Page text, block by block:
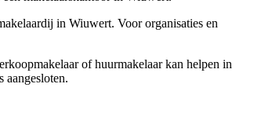
in Wiuwert. Voor organisaties en
of huurmakelaar kan helpen in
aangesloten.